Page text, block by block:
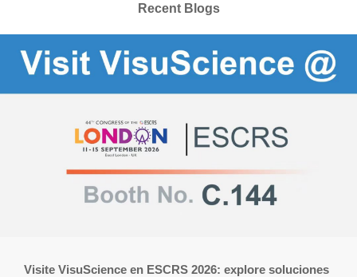
Recent Blogs
Visite VisuScience en ESCRS 2026: explore soluciones